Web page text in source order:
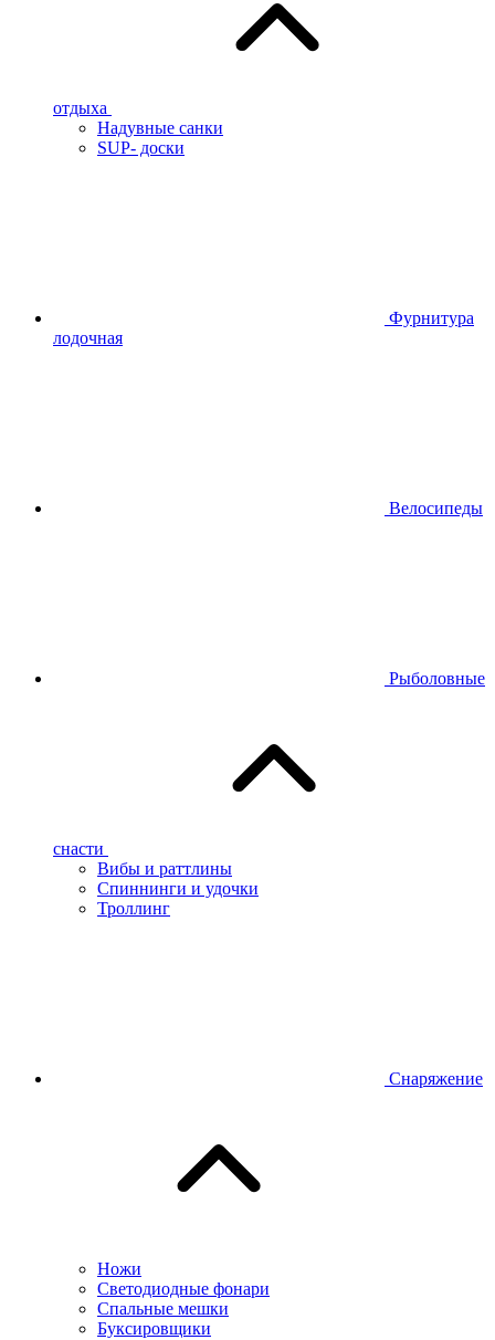
отдыха
Надувные санки
SUP- доски
Фурнитура
лодочная
Велосипеды
Рыболовные
снасти
Вибы и раттлины
Спиннинги и удочки
Троллинг
Снаряжение
Ножи
Светодиодные фонари
Спальные мешки
Буксировщики